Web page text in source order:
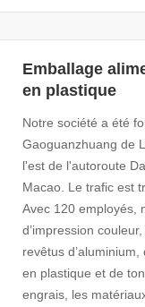
Emballage
en plastique
Notre société a été
Gaoguanzhuang de
l'est de l'autoroute
Macao. Le trafic est
Avec 120 employés,
d’impression
revêtus
en plastique et de
engrais, les